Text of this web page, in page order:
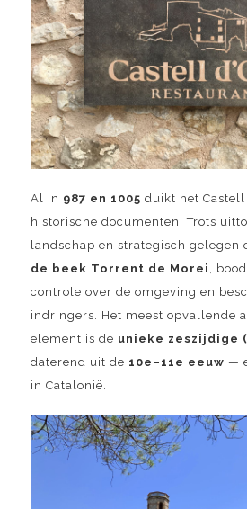
Al in 987 en 1005 duikt het Castell
historische documenten. Trots
landschap en strategisch gelegen
de beek Torrent de Morei
,
controle over de omgeving en
indringers. Het meest opvallende
element is de unieke zeszijdige
daterend uit de 10e–11e eeuw —
in Catalonië.